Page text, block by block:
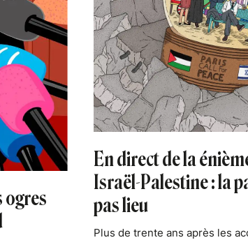
ogres
En direct de la
Israël-Palestine : la
pas lieu
Plus de trente ans après les